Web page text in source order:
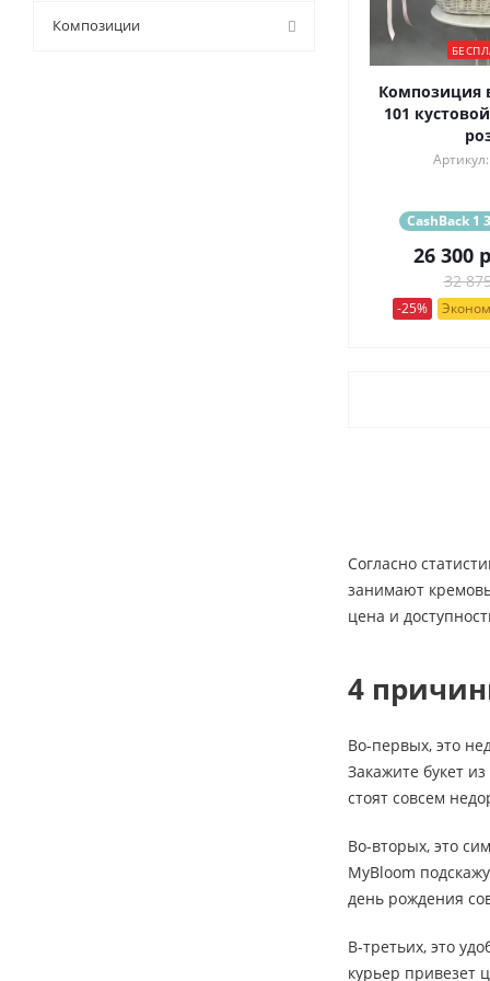
Композиция
101
CashBack 1
26 300
32
-25%
Согласно
занимают
цена и
4
Во-первых, это
Закажите букет
стоят совсем
Во-вторых, это
MyBloom
день рождения
В-третьих, это
курьер привезет
9 (0)
Композиции